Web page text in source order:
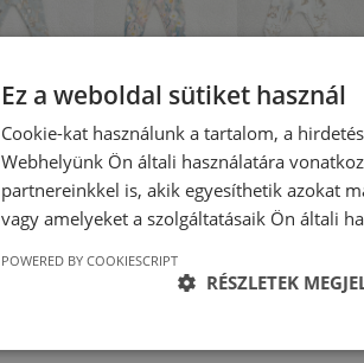
Ez a weboldal sütiket használ
Cookie-kat használunk a tartalom, a
Webhelyünk Ön általi használatára
partnereinkkel is, akik egyesíthetik azokat
vagy amelyeket a szolgáltatásaik Ön általi
RÉSZLETEK
POWERED BY COOKIESCRIPT